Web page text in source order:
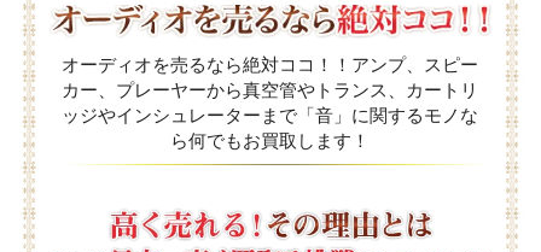
オーディオを売るなら絶対ココ！！アンプ、スピー
カー、プレーヤーから真空管やトランス、カートリ
ッジやインシュレーターまで「音」に関するモノな
ら何でもお買取します！